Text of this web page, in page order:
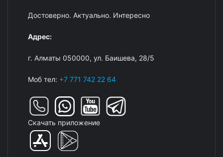
Достоверно. Актуально. Интересно
Адрес:
г. Алматы 050000, ул. Баишева, 28/5
Моб тел: +7 771 742 22 64
Скачать приложение